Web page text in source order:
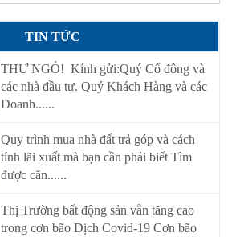
TIN TỨC
THƯ NGỎ! Kính gửi:Quý Cổ đông và
các nhà đầu tư. Quý Khách Hàng và các
Doanh......
Quy trình mua nhà đất trả góp và cách
tính lãi xuất mà bạn cần phải biết Tìm
được căn......
Thị Trường bất động sản vẫn tăng cao
trong cơn bão Dịch Covid-19 Cơn bão